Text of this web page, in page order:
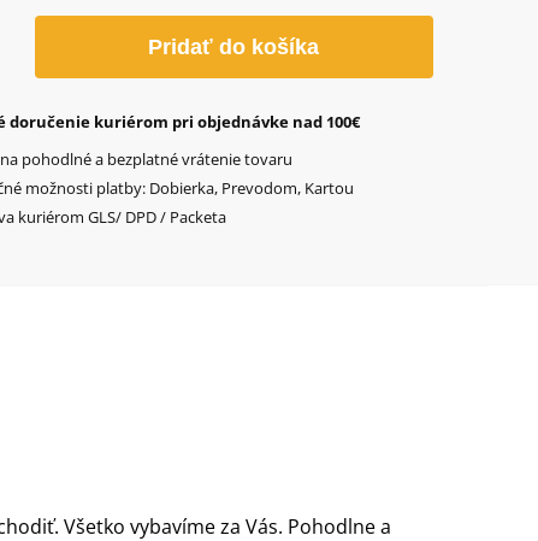
Pridať do košíka
doručenie kuriérom pri objednávke nad 100€
pohodlné a bezplatné vrátenie tovaru
možnosti platby: Dobierka, Prevodom, Kartou
kuriérom GLS/ DPD / Packeta
Všetko vybavíme za Vás. Pohodlne a